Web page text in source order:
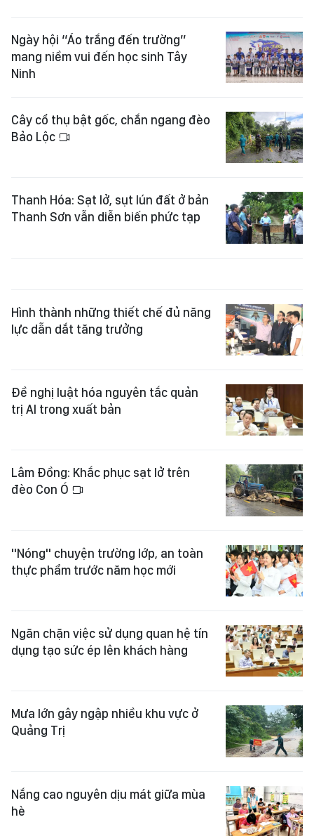
Ngày hội “Áo trắng đến trường”
mang niềm vui đến học sinh Tây
Ninh
Cây cổ thụ bật gốc, chắn ngang đèo
Bảo Lộc
Thanh Hóa: Sạt lở, sụt lún đất ở bản
Thanh Sơn vẫn diễn biến phức tạp
Hình thành những thiết chế đủ năng
lực dẫn dắt tăng trưởng
Đề nghị luật hóa nguyên tắc quản
trị AI trong xuất bản
Lâm Đồng: Khắc phục sạt lở trên
đèo Con Ó
"Nóng" chuyện trường lớp, an toàn
thực phẩm trước năm học mới
Ngăn chặn việc sử dụng quan hệ tín
dụng tạo sức ép lên khách hàng
Mưa lớn gây ngập nhiều khu vực ở
Quảng Trị
Nắng cao nguyên dịu mát giữa mùa
hè